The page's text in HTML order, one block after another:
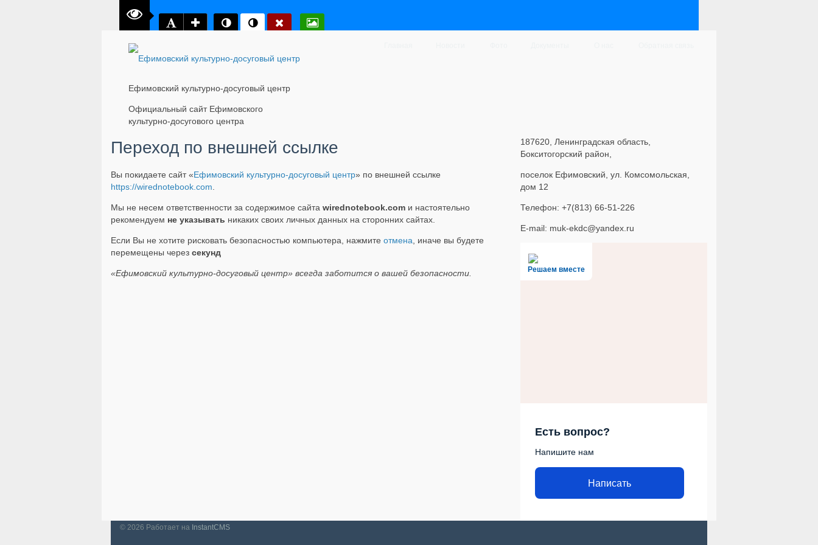
Ефимовский культурно-досуговый центр
Официальный сайт Ефимовского
культурно-досугового центра
Переход по внешней ссылке
Вы покидаете сайт «Ефимовский культурно-досуговый центр» по внешней ссылке
https://wirednotebook.com.
Мы не несем ответственности за содержимое сайта wirednotebook.com и настоятельно
рекомендуем не указывать никаких своих личных данных на сторонних сайтах.
Если Вы не хотите рисковать безопасностью компьютера, нажмите отмена, иначе вы будете
перемещены через секунд
«Ефимовский культурно-досуговый центр» всегда заботится о вашей безопасности.
187620, Ленинградская область,
Бокситогорский район,
поселок Ефимовский, ул. Комсомольская,
дом 12
Телефон: +7(813) 66-51-226
E-mail: muk-ekdc@yandex.ru
Решаем вместе
Есть вопрос?
Напишите нам
Написать
© 2026 Работает на InstantCMS